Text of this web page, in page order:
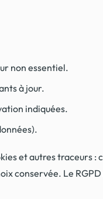
non essentiel.
à jour.
indiquées.
et autres traceurs :
conservée. Le